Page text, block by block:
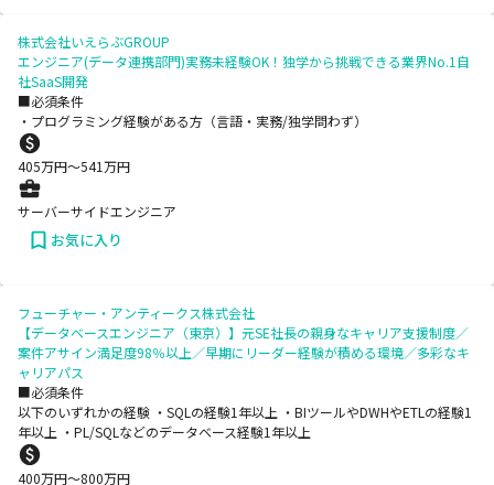
株式会社いえらぶGROUP
エンジニア(データ連携部門)実務未経験OK！独学から挑戦できる業界No.1自
社SaaS開発
■必須条件
・プログラミング経験がある方（言語・実務/独学問わず）
405万円〜541万円
サーバーサイドエンジニア
お気に入り
フューチャー・アンティークス株式会社
【データベースエンジニア（東京）】元SE社長の親身なキャリア支援制度／
案件アサイン満足度98％以上／早期にリーダー経験が積める環境／多彩なキ
ャリアパス
■必須条件
以下のいずれかの経験 ・SQLの経験1年以上 ・BIツールやDWHやETLの経験1
年以上 ・PL/SQLなどのデータベース経験1年以上
400万円〜800万円